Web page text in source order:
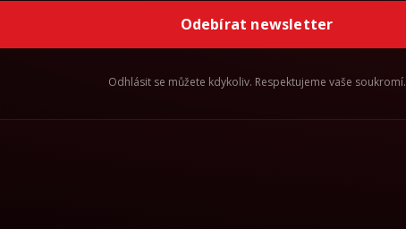
Odebírat newsletter
Odhlásit se můžete kdykoliv. Respektujeme vaše soukromí.